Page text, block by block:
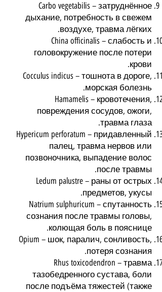
Carbo vegetabilis – затруднённое
дыхание, потребность в свежем
воздухе, травма лёгких.
China officinalis – слабость и
головокружение после потери
крови.
Cocculus indicus – тошнота в дороге,
морская болезнь.
Hamamelis – кровотечения,
повреждения сосудов, ожоги,
травма глаза.
Hypericum perforatum – придавленный
палец, травма нервов или
позвоночника, выпадение волос
после травмы.
Ledum palustre – раны от острых
предметов, укусы.
Natrium sulphuricum – спутанность
сознания после травмы головы,
колющая боль в пояснице.
Opium – шок, паралич, сонливость,
потеря сознания.
Rhus toxicodendron – травма
тазобедренного сустава, боли
после подъёма тяжестей (также